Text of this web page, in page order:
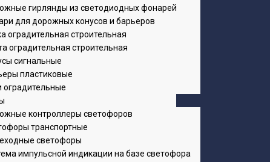
гирлянды из светодиодных фонарей
для дорожных конусов и барьеров
оградительная строительная
оградительная строительная
сигнальные
пластиковые
оградительные
контроллеры светофоров
транспортные
светофоры
импульсной индикации на базе светофора